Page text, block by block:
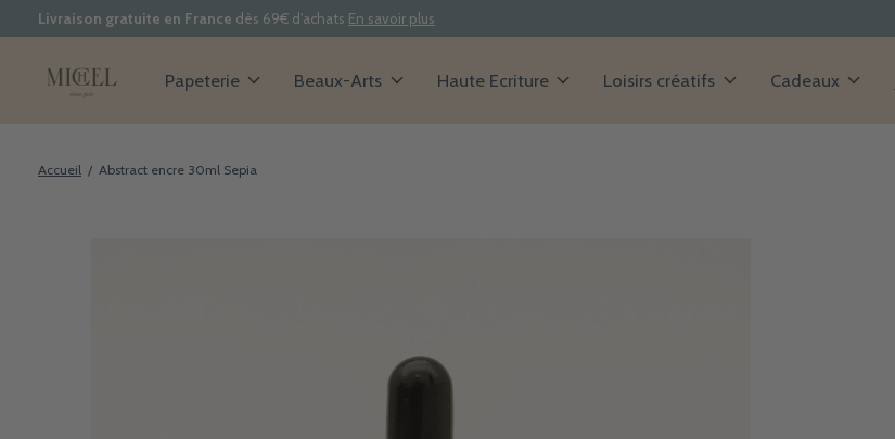
Livraison gratuite en France dès 69€ d'achats En savoir plus
Papeterie Beaux-Arts Haute Ecriture Loisirs créatifs Cadeaux
Accueil / Abstract encre 30ml Sepia